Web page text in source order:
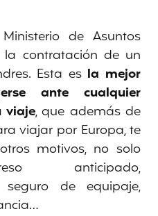
de Asuntos
la contratación de un
Esta es la mejor
ante cualquier
viaje, que además de
viajar por Europa, te
motivos, no solo
anticipado,
seguro de equipaje,